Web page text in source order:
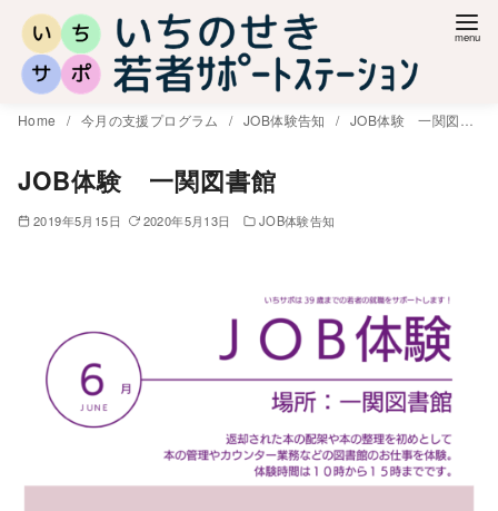
Home 今月の支援プログラム JOB体験告知 JOB体験 一関図書館
JOB体験 一関図書館
2019年5月15日 2020年5月13日 JOB体験告知